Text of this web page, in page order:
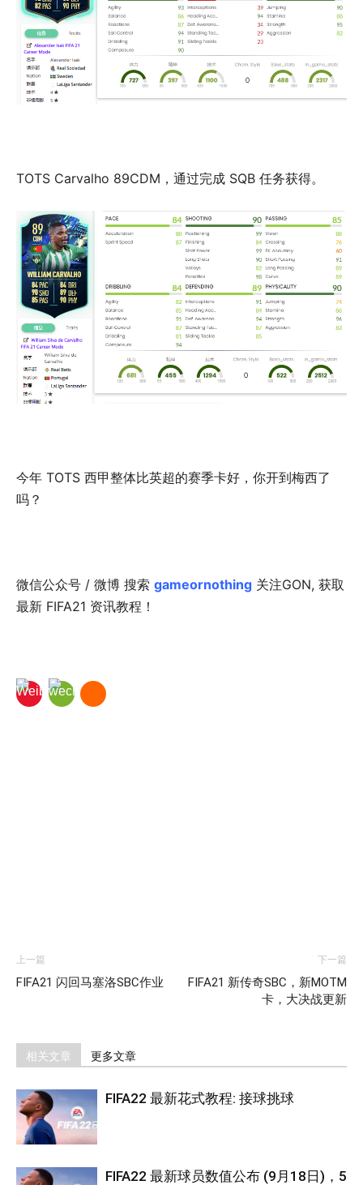
TOTS Carvalho 89CDM，通过完成 SQB 任务获得。
今年 TOTS 西甲整体比英超的赛季卡好，你开到梅西了
吗？
微信公众号 / 微博 搜索 gameornothing 关注GON, 获取
最新 FIFA21 资讯教程！
上一篇
FIFA21 闪回马塞洛SBC作业
下一篇
FIFA21 新传奇SBC，新MOTM
卡，大决战更新
相关文章 更多文章
FIFA22 最新花式教程: 接球挑球
FIFA22 最新球员数值公布 (9月18日)，5